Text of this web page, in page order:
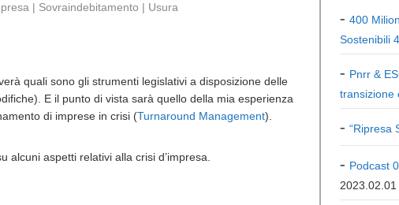
| Sovraindebitamento | Usura
quali sono gli strumenti legislativi a disposizione delle
E il punto di vista sarà quello della mia esperienza
di imprese in crisi (Turnaround Management).
alcuni aspetti relativi alla crisi d’impresa.
400
Sostenibili
Pnrr &
transizione
“Ripresa
Podcast
2023.02.01